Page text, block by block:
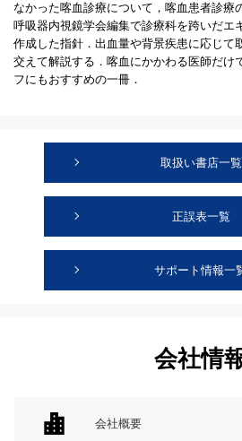
なかった喀血診療について，喀血患者診療
呼吸器内視鏡学会編集で診療科を跨いだエ
作成した指針．出血量や背景疾患に応じて
交えて解説する．喀血にかかわる医師だけ
フにもおすすめの一冊．
取扱い書店一覧
正誤表一覧
サポート情報一
会社情
会社概要